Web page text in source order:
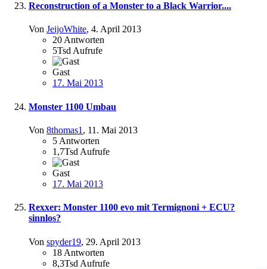
Reconstruction of a Monster to a Black Warrior....
Von JeijoWhite, 4. April 2013
20Antworten
5TsdAufrufe
Gast
17. Mai 2013
Monster 1100 Umbau
Von 8thomas1 , 11. Mai 2013
5 Antworten
1,7Tsd Aufrufe
Gast
17. Mai 2013
Rexxer: Monster 1100 evo mit Termignoni + ECU?
sinnlos?
Von spyder19, 29. April 2013
18 Antworten
8,3Tsd Aufrufe